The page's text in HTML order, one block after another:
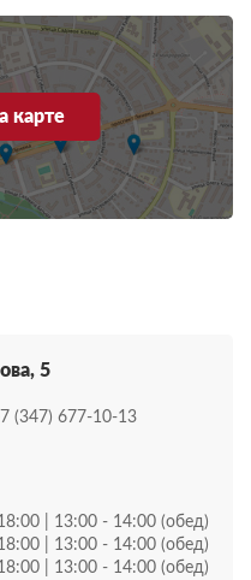
карте
5
(347) 677-10-13
| 13:00 - 14:00 (обед)
| 13:00 - 14:00 (обед)
| 13:00 - 14:00 (обед)